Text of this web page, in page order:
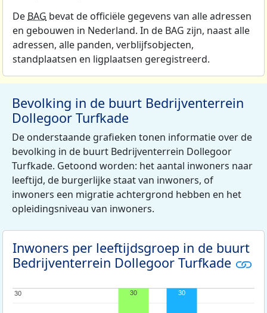
De BAG bevat de officiële gegevens van alle adressen
en gebouwen in Nederland. In de BAG zijn, naast alle
adressen, alle panden, verblijfsobjecten,
standplaatsen en ligplaatsen geregistreerd.
Bevolking in de buurt Bedrijventerrein
Dollegoor Turfkade
De onderstaande grafieken tonen informatie over de
bevolking in de buurt Bedrijventerrein Dollegoor
Turfkade. Getoond worden: het aantal inwoners naar
leeftijd, de burgerlijke staat van inwoners, of
inwoners een migratie achtergrond hebben en het
opleidingsniveau van inwoners.
Inwoners per leeftijdsgroep in de buurt
Bedrijventerrein Dollegoor Turfkade
30
30 30 30